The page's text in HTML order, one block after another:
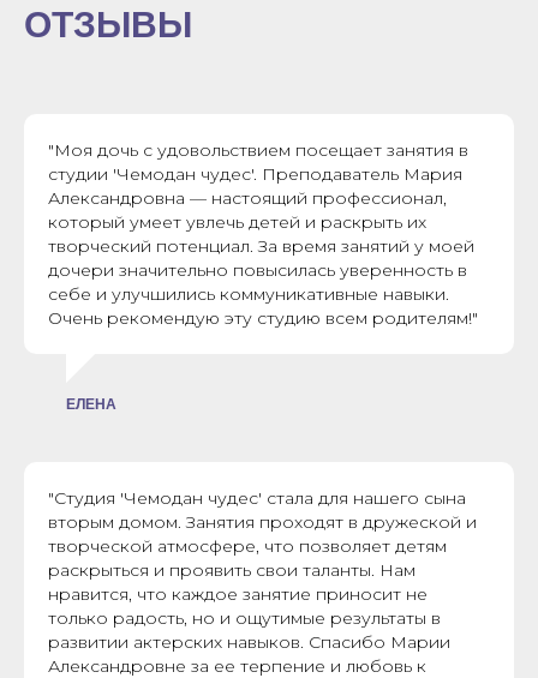
ОТЗЫВЫ
"Моя дочь с удовольствием посещает занятия в
студии 'Чемодан чудес'. Преподаватель Мария
Александровна — настоящий профессионал,
который умеет увлечь детей и раскрыть их
творческий потенциал. За время занятий у моей
дочери значительно повысилась уверенность в
себе и улучшились коммуникативные навыки.
Очень рекомендую эту студию всем родителям!"
ЕЛЕНА
"Студия 'Чемодан чудес' стала для нашего сына
вторым домом. Занятия проходят в дружеской и
творческой атмосфере, что позволяет детям
раскрыться и проявить свои таланты. Нам
нравится, что каждое занятие приносит не
только радость, но и ощутимые результаты в
развитии актерских навыков. Спасибо Марии
Александровне за ее терпение и любовь к